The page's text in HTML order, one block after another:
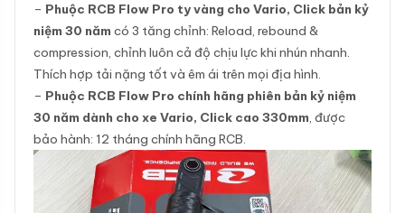
– Phuộc RCB Flow Pro ty vàng cho Vario, Click bản kỷ
niệm 30 năm có 3 tăng chỉnh: Reload, rebound &
compression, chỉnh luôn cả độ chịu lực khi nhún nhanh.
Thích hợp tải nặng tốt và êm ái trên mọi địa hình.
– Phuộc RCB Flow Pro chính hãng phiên bản kỷ niệm
30 năm dành cho xe Vario, Click cao 330mm, được
bảo hành: 12 tháng chính hãng RCB.